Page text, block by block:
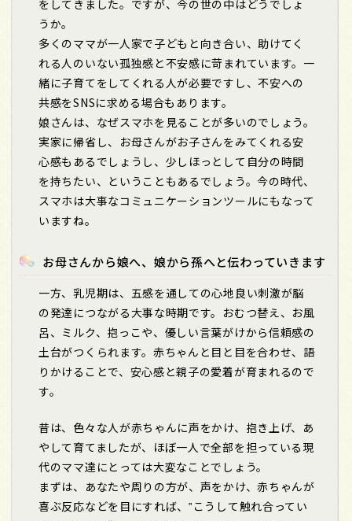
をしてきました。ですが、今の世の中はどうでしょ
うか。
多くのママが一人家で子どもと向き合い、助けてく
れる人のいない孤独感と不安感に苛まれています。一
緒に子育てをしてくれる人が必要ですし、不安への
共感をSNSに求める場合もあります。
娘さんは、なぜスマホを見ることが多いのでしょう。
実家に帰省し、お母さんがお子さんをみてくれる安
心感もあるでしょうし、少しほっとして自分の時間
を持ちたい、ということもあるでしょう。今の時代、
スマホは大事なコミュニケーションツールにもなって
いますね。
お母さんから娘へ、娘から孫へと伝わっていきます
一方、乳児期は、五感を通しての心地良い刺激が脳
の発達につながる大事な時期です。おむつ替え、お風
呂、ミルク、抱っこや、優しい言葉がけから信頼感の
土台がつくられます。赤ちゃんと目と目を合わせ、語
りかけることで、安心感と親子の愛着が育まれるので
す。
昔は、色々な人が赤ちゃんに声をかけ、抱き上げ、あ
やして育てましたが、ほぼ一人で全部を担っている現
代のママ達にとっては大変なことでしょう。
まずは、あなたや周りの方が、声をかけ、赤ちゃんが
喜ぶ反応などを目にすれば、‟こうして触れ合ってい